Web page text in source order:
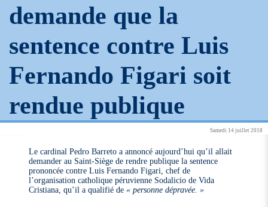
demande que la
sentence contre Luis
Fernando Figari soit
rendue publique
Samedi 14 juillet 2018
Le cardinal Pedro Barreto a annoncé aujourd’hui qu’il allait
demander au Saint-Siège de rendre publique la sentence
prononcée contre Luis Fernando Figari, chef de
l’organisation catholique péruvienne Sodalicio de Vida
Cristiana, qu’il a qualifié de« personne dépravée. »